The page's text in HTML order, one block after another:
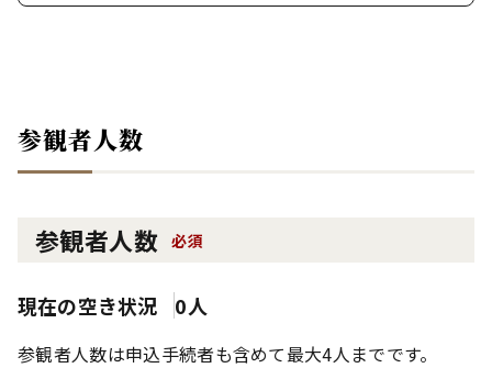
参観者人数
参観者人数 必須
現在の空き状況 0人
参観者人数は申込手続者も含めて最大4人までです。